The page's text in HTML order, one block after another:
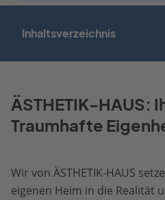
Inhaltsverzeichnis
ÄSTHETIK-HAUS:
Traumhafte
Wir von ÄSTHETIK-HAUS
eigenen Heim in die Realität